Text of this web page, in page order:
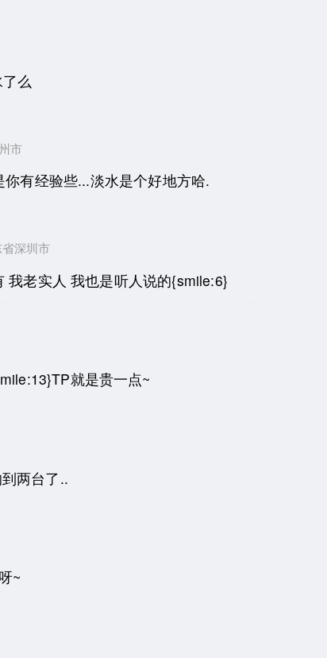
么
市
有经验些...淡水是个好地方哈.
深圳市
我老实人 我也是听人说的{smile:6}
就是贵一点~
两台了..
~